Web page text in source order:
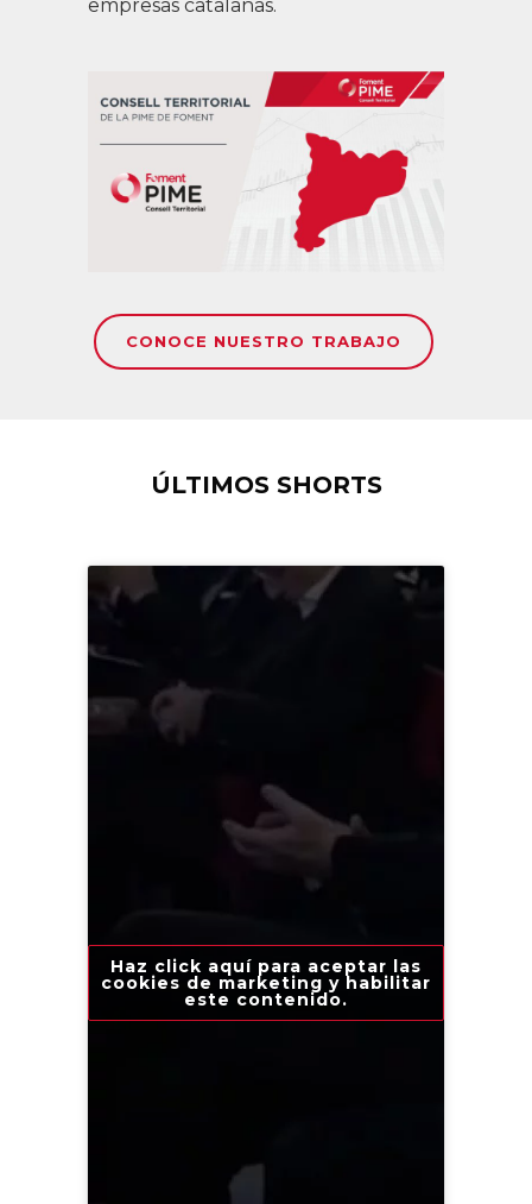
empresas catalanas.
CONOCE NUESTRO TRABAJO
ÚLTIMOS SHORTS
Haz click aquí para aceptar las
cookies de marketing y habilitar
este contenido.